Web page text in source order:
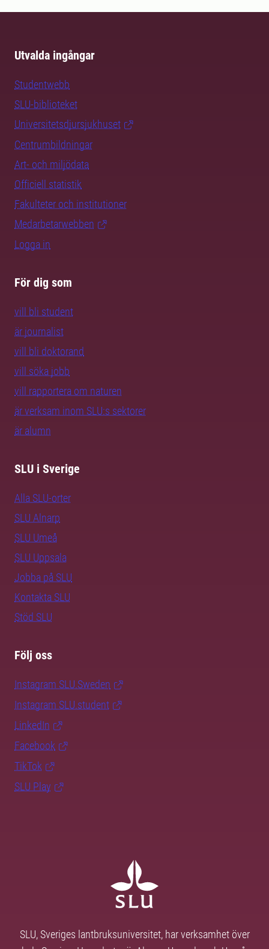
Utvalda ingångar
Studentwebb
SLU-biblioteket
Universitetsdjursjukhuset
Centrumbildningar
Art- och miljödata
Officiell statistik
Fakulteter och institutioner
Medarbetarwebben
Logga in
För dig som
vill bli student
är journalist
vill bli doktorand
vill söka jobb
vill rapportera om naturen
är verksam inom SLU:s sektorer
är alumn
SLU i Sverige
Alla SLU-orter
SLU Alnarp
SLU Umeå
SLU Uppsala
Jobba på SLU
Kontakta SLU
Stöd SLU
Följ oss
Instagram SLU.Sweden
Instagram SLU.student
LinkedIn
Facebook
TikTok
SLU Play
SLU, Sveriges lantbruksuniversitet, har verksamhet över